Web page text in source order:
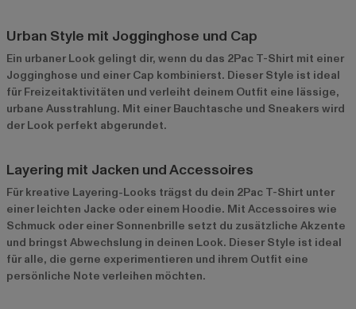
Urban Style mit Jogginghose und Cap
Ein urbaner Look gelingt dir, wenn du das 2Pac T-Shirt mit einer
Jogginghose und einer Cap kombinierst. Dieser Style ist ideal
für Freizeitaktivitäten und verleiht deinem Outfit eine lässige,
urbane Ausstrahlung. Mit einer Bauchtasche und Sneakers wird
der Look perfekt abgerundet.
Layering mit Jacken und Accessoires
Für kreative Layering-Looks trägst du dein 2Pac T-Shirt unter
einer leichten Jacke oder einem Hoodie. Mit Accessoires wie
Schmuck oder einer Sonnenbrille setzt du zusätzliche Akzente
und bringst Abwechslung in deinen Look. Dieser Style ist ideal
für alle, die gerne experimentieren und ihrem Outfit eine
persönliche Note verleihen möchten.